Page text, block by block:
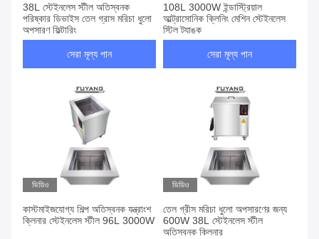
38L স্টেইনলেস স্টীল অতিস্বনক
পরিষ্কার ডিভাইস তেল গ্রাস মরিচা ধুলো
অপসারণ ফিল্টারিং
সেরা মূল্য পান
108L 3000W ইন্ডাস্ট্রিয়াল
আল্ট্রাসোনিক ক্লিনিং মেশিন স্টেইনলেস
স্টিল ট্যাঙ্ক
সেরা মূল্য পান
ভিডিও
কাস্টমাইজযোগ্য শিল্প অতিস্বনক যন্ত্রাংশ
ক্লিনার স্টেইনলেস স্টীল 96L 3000W
ভিডিও
তেল গ্রীস মরিচা ধুলো অপসারণের জন্য
600W 38L স্টেইনলেস স্টীল
অতিস্বনক ক্লিনার